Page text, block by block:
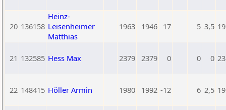
20 136158
Heinz-
Leisenheimer
Matthias
1963 1946 17 5 3,5
21 132585 Hess Max 2379 2379 0 0 0
22 148415 Höller Armin 1980 1992 -12 6 2,5